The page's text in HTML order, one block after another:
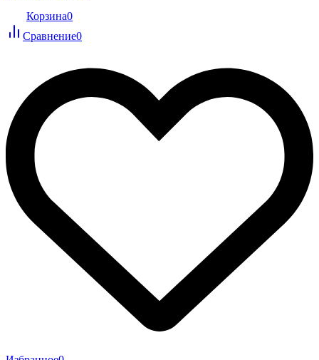
Корзина0
Сравнение0